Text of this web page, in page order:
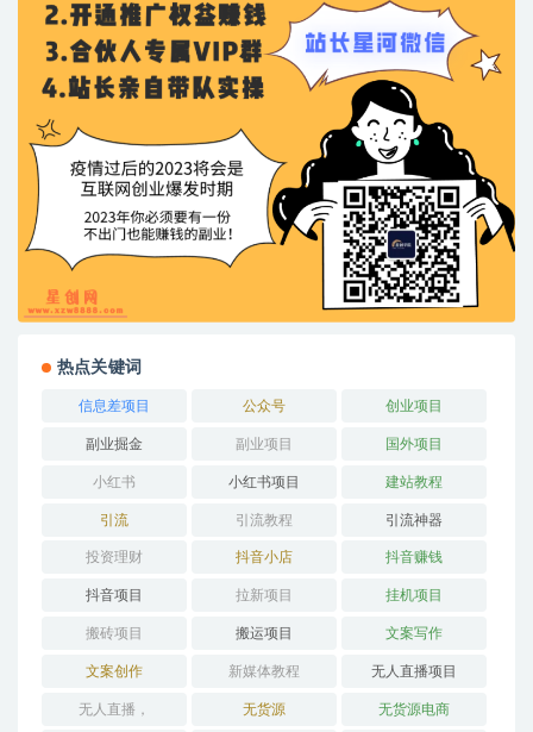
热点关键词
信息差项目 公众号 创业项目
副业掘金 副业项目 国外项目
小红书 小红书项目 建站教程
引流 引流教程 引流神器
投资理财 抖音小店 抖音赚钱
抖音项目 拉新项目 挂机项目
搬砖项目 搬运项目 文案写作
文案创作 新媒体教程 无人直播项目
无人直播， 无货源 无货源电商